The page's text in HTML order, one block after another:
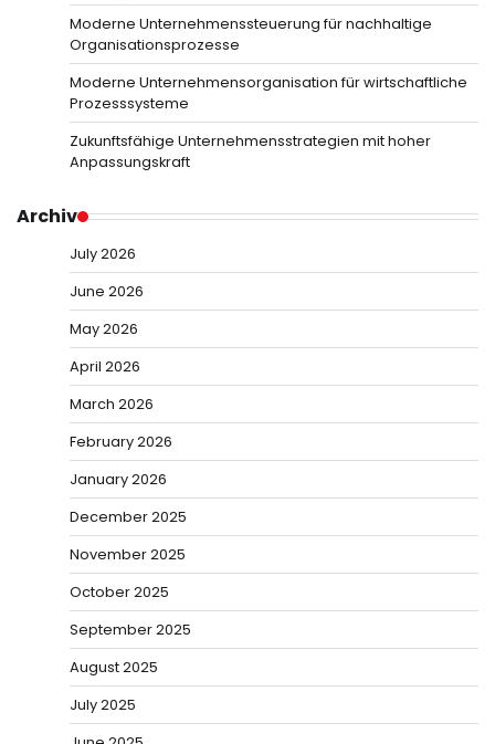
Moderne Unternehmenssteuerung für nachhaltige
Organisationsprozesse
Moderne Unternehmensorganisation für wirtschaftliche
Prozesssysteme
Zukunftsfähige Unternehmensstrategien mit hoher
Anpassungskraft
Archiv
July 2026
June 2026
May 2026
April 2026
March 2026
February 2026
January 2026
December 2025
November 2025
October 2025
September 2025
August 2025
July 2025